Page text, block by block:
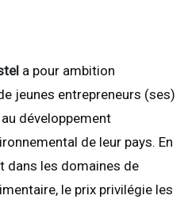
a pour ambition
jeunes entrepreneurs (ses)
développement
de leur pays. En
dans les domaines de
le prix privilégie les